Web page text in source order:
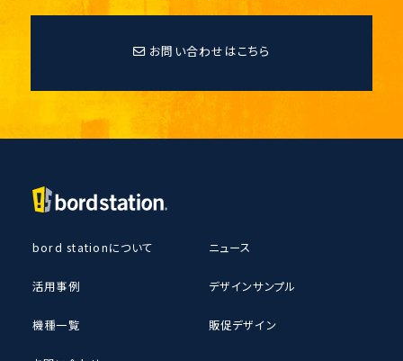
お問い合わせはこちら
bord stationについて ニュース
活用事例 デザインサンプル
機種一覧 販促デザイン